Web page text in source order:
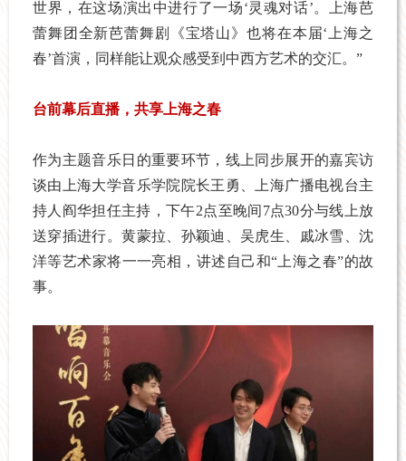
世界，在这场演出中进行了一场‘灵魂对话’。上海芭
蕾舞团全新芭蕾舞剧《宝塔山》也将在本届‘上海之
春’首演，同样能让观众感受到中西方艺术的交汇。”
台前幕后直播，共享上海之春
作为主题音乐日的重要环节，线上同步展开的嘉宾访
谈由上海大学音乐学院院长王勇、上海广播电视台主
持人阎华担任主持，下午2点至晚间7点30分与线上放
送穿插进行。黄蒙拉、孙颖迪、吴虎生、戚冰雪、沈
洋等艺术家将一一亮相，讲述自己和“上海之春”的故
事。